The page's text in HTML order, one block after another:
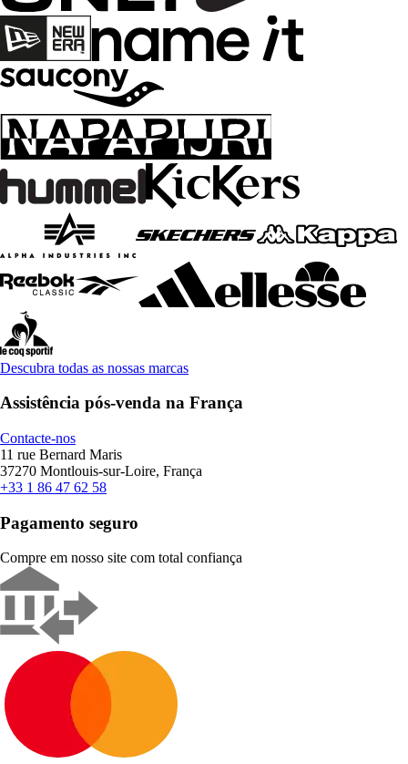
Descubra todas as nossas marcas
Assistência pós-venda na França
Contacte-nos
11 rue Bernard Maris
37270 Montlouis-sur-Loire, França
+33 1 86 47 62 58
Pagamento seguro
Compre em nosso site com total confiança